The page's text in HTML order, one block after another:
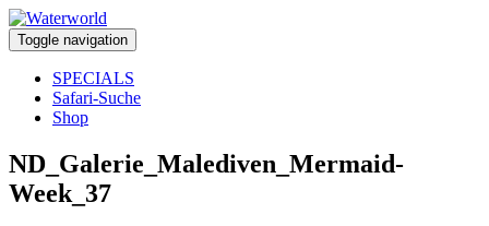
Toggle navigation
SPECIALS
Safari-Suche
Shop
ND_Galerie_Malediven_Mermaid-
Week_37